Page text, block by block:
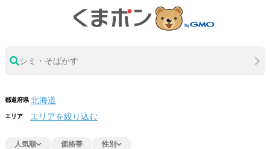
シミ・そばかす
都道府県
エリア エリアを絞り込む
人気順 価格帯 性別